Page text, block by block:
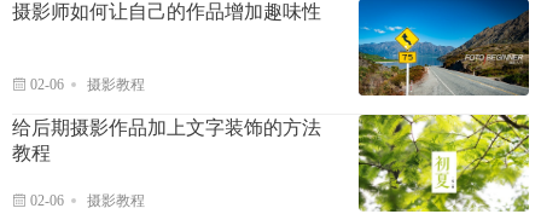
摄影师如何让自己的作品增加趣味性
02-06 摄影教程
给后期摄影作品加上文字装饰的方法
教程
02-06 摄影教程